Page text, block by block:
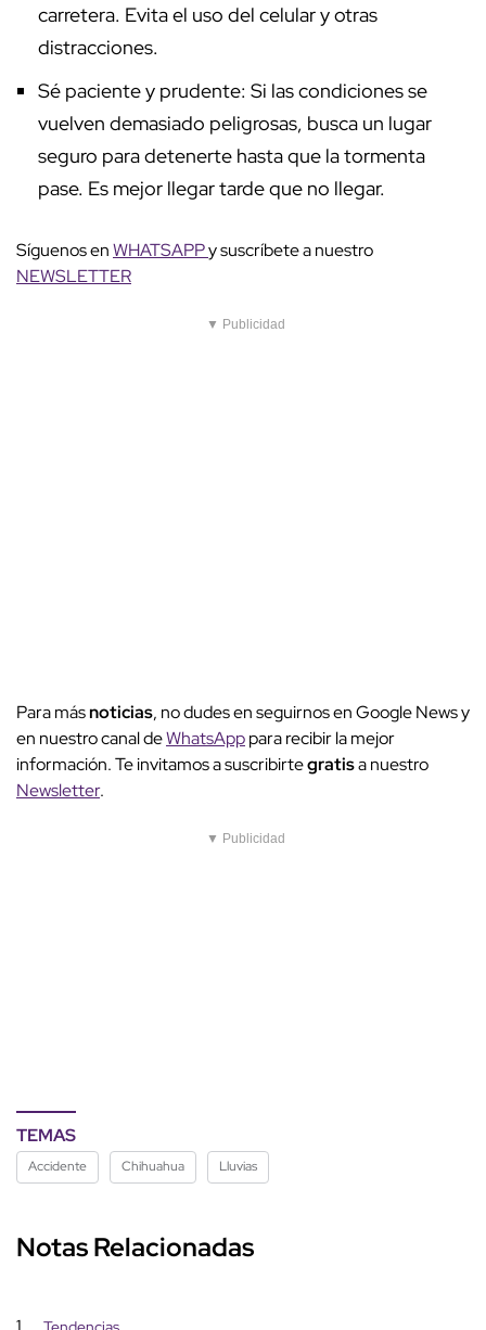
carretera. Evita el uso del celular y otras
distracciones.
Sé paciente y prudente: Si las condiciones se
vuelven demasiado peligrosas, busca un lugar
seguro para detenerte hasta que la tormenta
pase. Es mejor llegar tarde que no llegar.
Síguenos enWHATSAPPy suscríbete a nuestro
NEWSLETTER
▼ Publicidad
Para másnoticias, no dudes en seguirnos en Google News y
en nuestro canal deWhatsApppara recibir la mejor
información. Te invitamos a suscribirtegratisa nuestro
Newsletter.
▼ Publicidad
TEMAS
Accidente Chihuahua Lluvias
Notas Relacionadas